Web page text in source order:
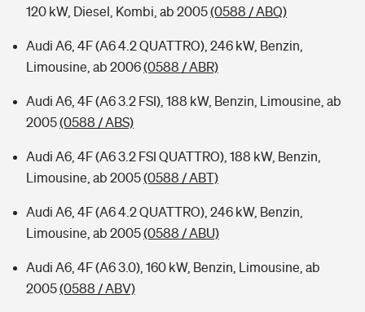
120 kW, Diesel, Kombi, ab 2005(0588 / ABQ)
Audi A6, 4F (A6 4.2 QUATTRO), 246 kW, Benzin,
Limousine, ab 2006(0588 / ABR)
Audi A6, 4F (A6 3.2 FSI), 188 kW, Benzin, Limousine, ab
2005(0588 / ABS)
Audi A6, 4F (A6 3.2 FSI QUATTRO), 188 kW, Benzin,
Limousine, ab 2005(0588 / ABT)
Audi A6, 4F (A6 4.2 QUATTRO), 246 kW, Benzin,
Limousine, ab 2005(0588 / ABU)
Audi A6, 4F (A6 3.0), 160 kW, Benzin, Limousine, ab
2005(0588 / ABV)